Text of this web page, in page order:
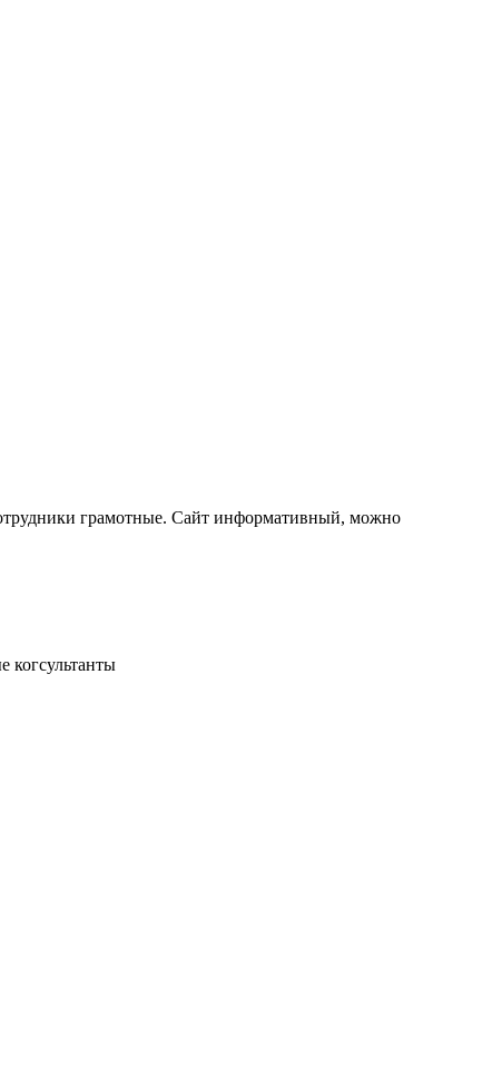
грамотные. Сайт информативный, можно